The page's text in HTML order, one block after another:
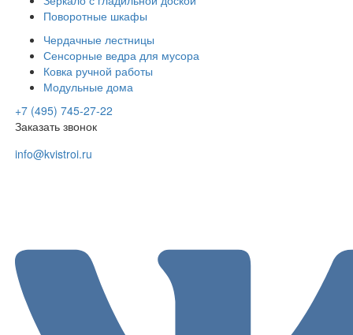
Поворотные шкафы
Чердачные лестницы
Сенсорные ведра для мусора
Ковка ручной работы
Модульные дома
+7 (495) 745-27-22
Заказать звонок
info@kvistroi.ru